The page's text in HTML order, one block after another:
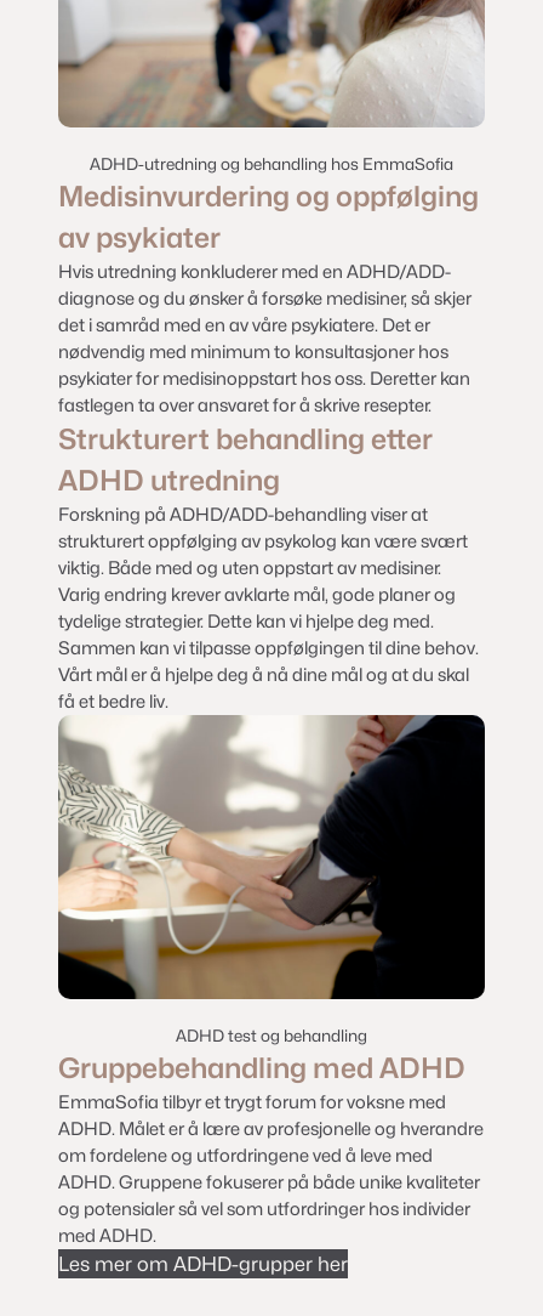
ADHD-utredning og behandling hos EmmaSofia
Medisinvurdering og oppfølging
av psykiater
Hvis utredning konkluderer med en ADHD/ADD-
diagnose og du ønsker å forsøke medisiner, så skjer
det i samråd med en av våre psykiatere. Det er
nødvendig med minimum to konsultasjoner hos
psykiater for medisinoppstart hos oss. Deretter kan
fastlegen ta over ansvaret for å skrive resepter.
Strukturert behandling etter
ADHD utredning
Forskning på ADHD/ADD-behandling viser at
strukturert oppfølging av psykolog kan være svært
viktig. Både med og uten oppstart av medisiner.
Varig endring krever avklarte mål, gode planer og
tydelige strategier. Dette kan vi hjelpe deg med.
Sammen kan vi tilpasse oppfølgingen til dine behov.
Vårt mål er å hjelpe deg å nå dine mål og at du skal
få et bedre liv.
ADHD test og behandling
Gruppebehandling med ADHD
EmmaSofia tilbyr et trygt forum for voksne med
ADHD. Målet er å lære av profesjonelle og hverandre
om fordelene og utfordringene ved å leve med
ADHD. Gruppene fokuserer på både unike kvaliteter
og potensialer så vel som utfordringer hos individer
med ADHD.
Les mer om ADHD-grupper her